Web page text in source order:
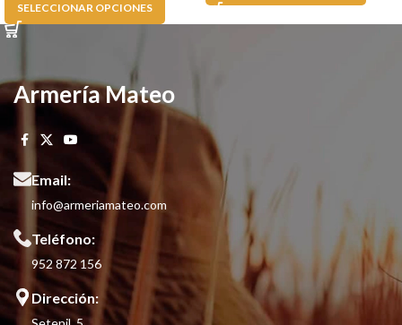
SELECCIONAR OPCIONES
Armería Mateo
Email:
info@armeriamateo.com
Teléfono:
952 872 156
Dirección: